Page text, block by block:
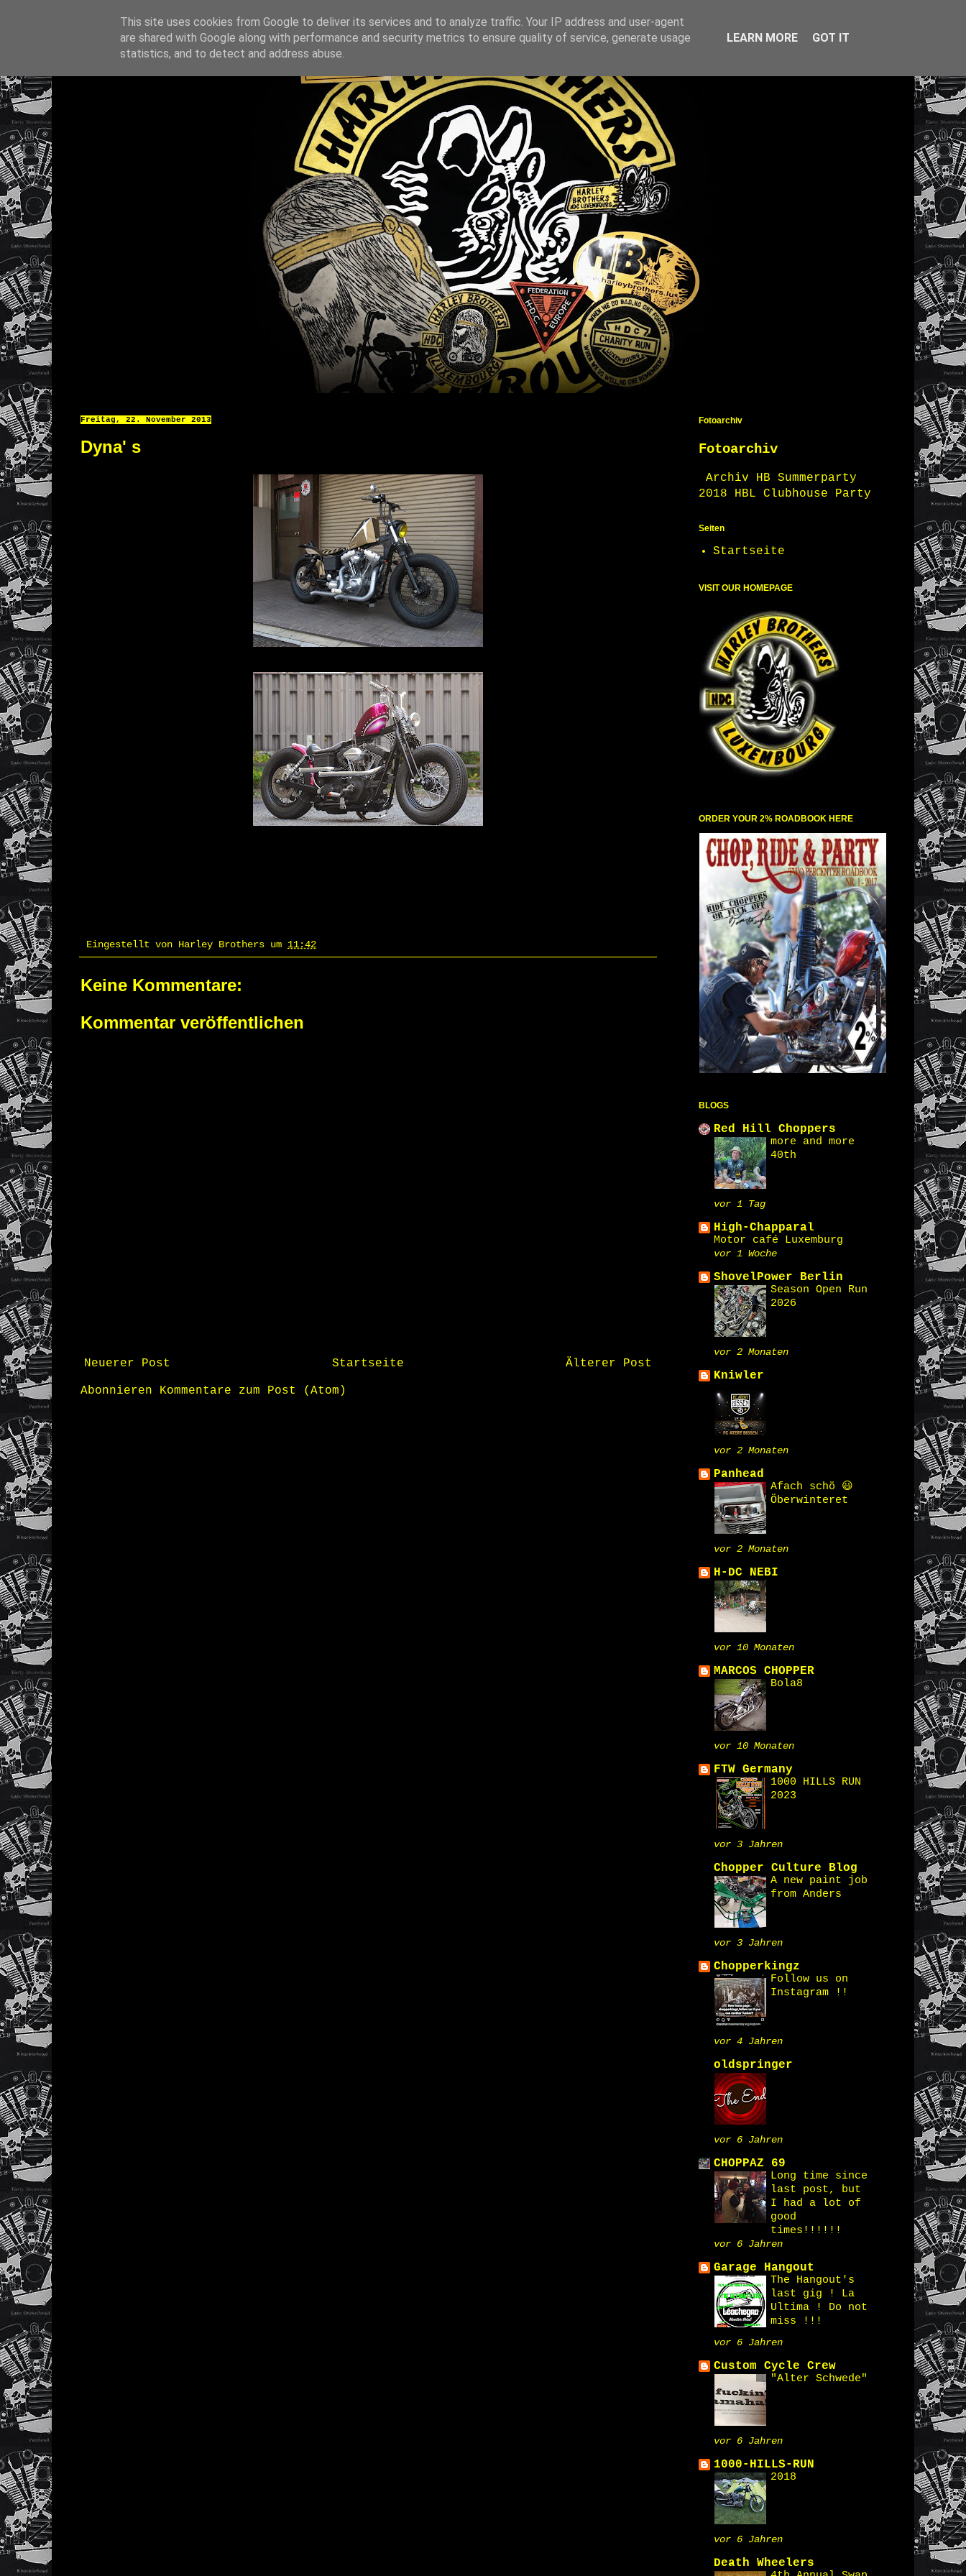
Freitag, 22. November 2013
Dyna' s
Eingestellt von Harley Brothers um 11:42
Keine Kommentare:
Kommentar veröffentlichen
Neuerer Post Älterer Post
Startseite
Abonnieren Kommentare zum Post (Atom)
Fotoarchiv
Fotoarchiv
Archiv HB Summerparty
2018 HBL Clubhouse Party
Seiten
Startseite
VISIT OUR HOMEPAGE
ORDER YOUR 2% ROADBOOK HERE
BLOGS
Red Hill Choppers
more and more
40th
vor 1 Tag
High-Chapparal
Motor café Luxemburg
vor 1 Woche
ShovelPower Berlin
Season Open Run
2026
vor 2 Monaten
Kniwler
vor 2 Monaten
Panhead
Afach schö 😃
Öberwinteret
vor 2 Monaten
H-DC NEBI
vor 10 Monaten
MARCOS CHOPPER
Bola8
vor 10 Monaten
FTW Germany
1000 HILLS RUN
2023
vor 3 Jahren
Chopper Culture Blog
A new paint job
from Anders
vor 3 Jahren
Chopperkingz
Follow us on
Instagram !!
vor 4 Jahren
oldspringer
vor 6 Jahren
CHOPPAZ 69
Long time since
last post, but
I had a lot of
good
times!!!!!!
vor 6 Jahren
Garage Hangout
The Hangout's
last gig ! La
Ultima ! Do not
miss !!!
vor 6 Jahren
Custom Cycle Crew
"Alter Schwede"
vor 6 Jahren
1000-HILLS-RUN
2018
vor 6 Jahren
Death Wheelers
This site uses cookies from Google to deliver its services and to analyze traffic. Your IP address and user-agent
are shared with Google along with performance and security metrics to ensure quality of service, generate usage
statistics, and to detect and address abuse.
LEARN MORE GOT IT